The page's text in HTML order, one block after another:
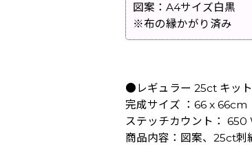
図案：A4サイズ白黒
※布の縁かがり済み
●レギュラー 25ct キッ
完成サイズ ：66 x 66cm
ステッチカウント： 650
商品内容：図案、25ct